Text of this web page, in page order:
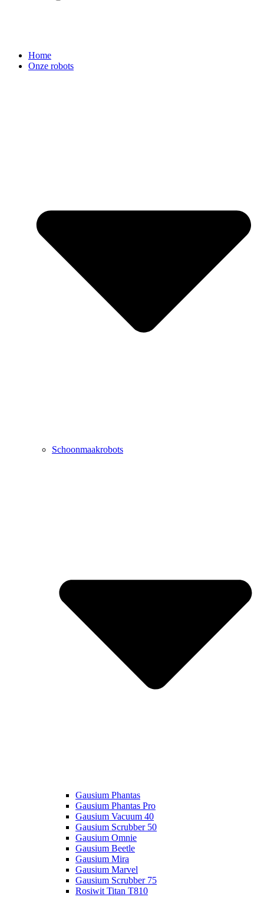
Home
Onze robots
Schoonmaakrobots
Gausium Phantas
Gausium Phantas Pro
Gausium Vacuum 40
Gausium Scrubber 50
Gausium Omnie
Gausium Beetle
Gausium Mira
Gausium Marvel
Gausium Scrubber 75
Rosiwit Titan T810